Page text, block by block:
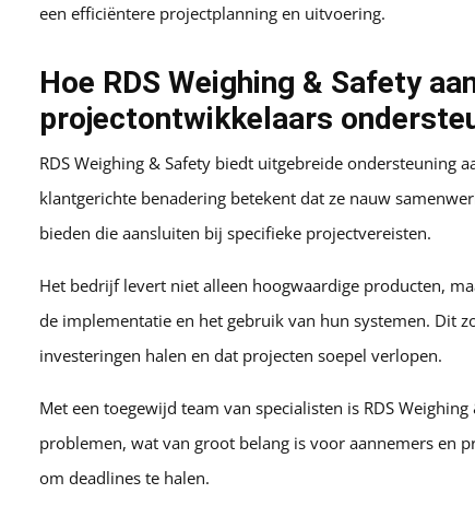
een efficiëntere projectplanning en uitvoering.
Hoe RDS Weighing & Safety
projectontwikkelaars
RDS Weighing & Safety biedt uitgebreide ondersteuning
klantgerichte benadering betekent dat ze nauw
bieden die aansluiten bij specifieke projectvereisten.
Het bedrijf levert niet alleen hoogwaardige producten,
de implementatie en het gebruik van hun systemen. Dit
investeringen halen en dat projecten soepel verlopen.
Met een toegewijd team van specialisten is RDS
problemen, wat van groot belang is voor aannemers en
om deadlines te halen.